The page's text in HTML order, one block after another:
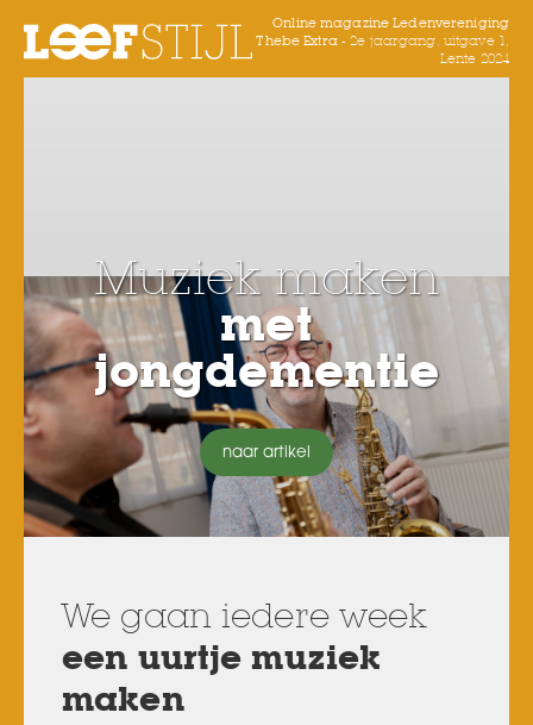
Online magazine Ledenvereniging
Thebe Extra -2e jaargang, uitgave 1,
Lente 2024
Muziek maken
met
jongdementie
naar artikel
We gaan iedere week
een uurtje muziek
maken